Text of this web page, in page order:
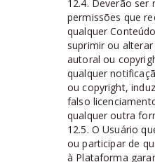
12.4. Deverão ser
permissões que
qualquer
suprimir ou
autoral ou
qualquer
ou copyright,
falso
qualquer outra
12.5. O Usuário
ou participar de
à Plataforma